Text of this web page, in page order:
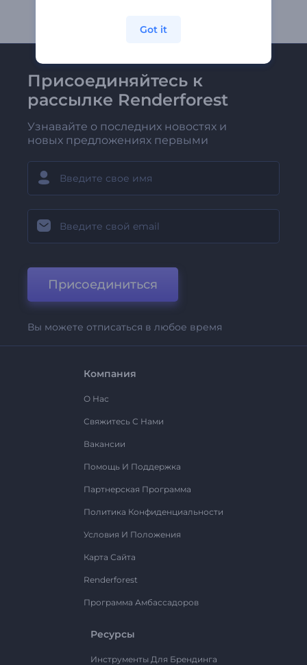
Присоединяйтесь к
рассылке Renderforest
Узнавайте о последних новостях и
новых предложениях первыми
Присоединиться
Вы можете отписаться в любое время
Компания
О Нас
Свяжитесь С Нами
Вакансии
Помощь И Поддержка
Партнерская Программа
Политика Конфиденциальности
Условия И Положения
Карта Сайта
Renderforest
Программа Амбассадоров
Ресурсы
Инструменты Для Брендинга
Got it